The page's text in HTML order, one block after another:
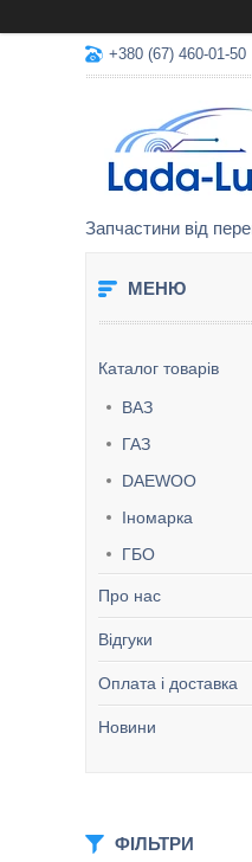
+380 (67) 460-01-50
Запчастини від
Каталог товарів
ВАЗ
ГАЗ
DAEWOO
Іномарка
ГБО
Про нас
Відгуки
Оплата і доставка
Новини
ФІЛЬТРИ